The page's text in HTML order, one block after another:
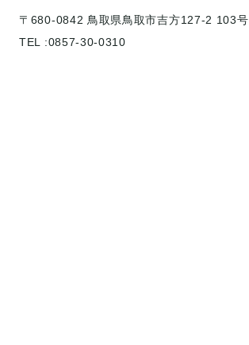
〒680-0842 鳥取県鳥取市吉方127-2 103号
TEL :0857-30-0310